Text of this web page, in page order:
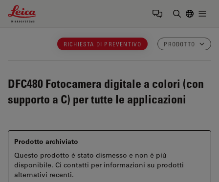
Leica Microsystems Logo
RICHIESTA DI PREVENTIVO PRODOTTO
DFC480 Fotocamera digitale a colori (con
supporto a C) per tutte le applicazioni
Prodotto archiviato
Questo prodotto è stato dismesso e non è più
disponibile. Ci contatti per informazioni su prodotti
alternativi recenti.